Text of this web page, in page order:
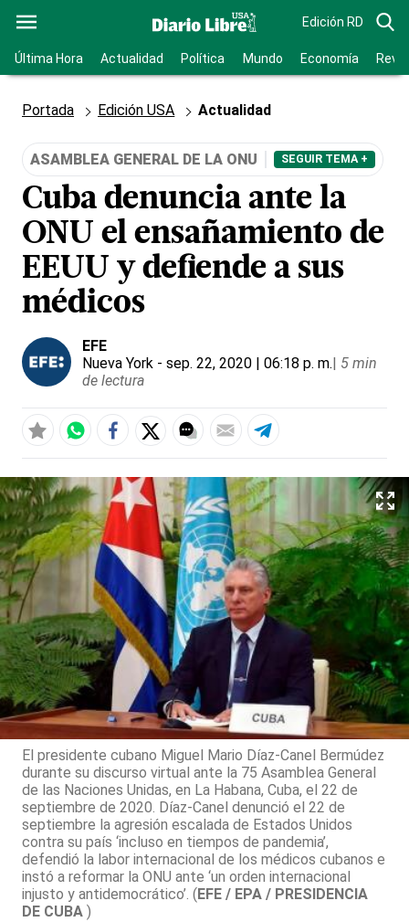
Edición RD
Última Hora Actualidad Política Mundo Economía
Portada Edición USA Actualidad
ASAMBLEA GENERAL DE LA ONU SEGUIR TEMA +
Cuba denuncia ante la
ONU el ensañamiento de
EEUU y defiende a sus
médicos
EFE
Nueva York - sep. 22, 2020 | 06:18 p. m.| 5 min
de lectura
El presidente cubano Miguel Mario Díaz-Canel Bermúdez
durante su discurso virtual ante la 75 Asamblea General
de las Naciones Unidas, en La Habana, Cuba, el 22 de
septiembre de 2020. Díaz-Canel denunció el 22 de
septiembre la agresión escalada de Estados Unidos
contra su país ‘incluso en tiempos de pandemia’,
defendió la labor internacional de los médicos cubanos e
instó a reformar la ONU ante ‘un orden internacional
injusto y antidemocrático’. (EFE / EPA / PRESIDENCIA
DE CUBA )